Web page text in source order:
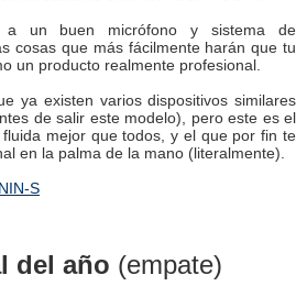
a un buen micrófono y sistema de
cosas que más fácilmente harán que tu
un producto realmente profesional.
ya existen varios dispositivos similares
de salir este modelo), pero este es el
mejor que todos, y el que por fin te
en la palma de la mano (literalmente).
S
del año (empate)